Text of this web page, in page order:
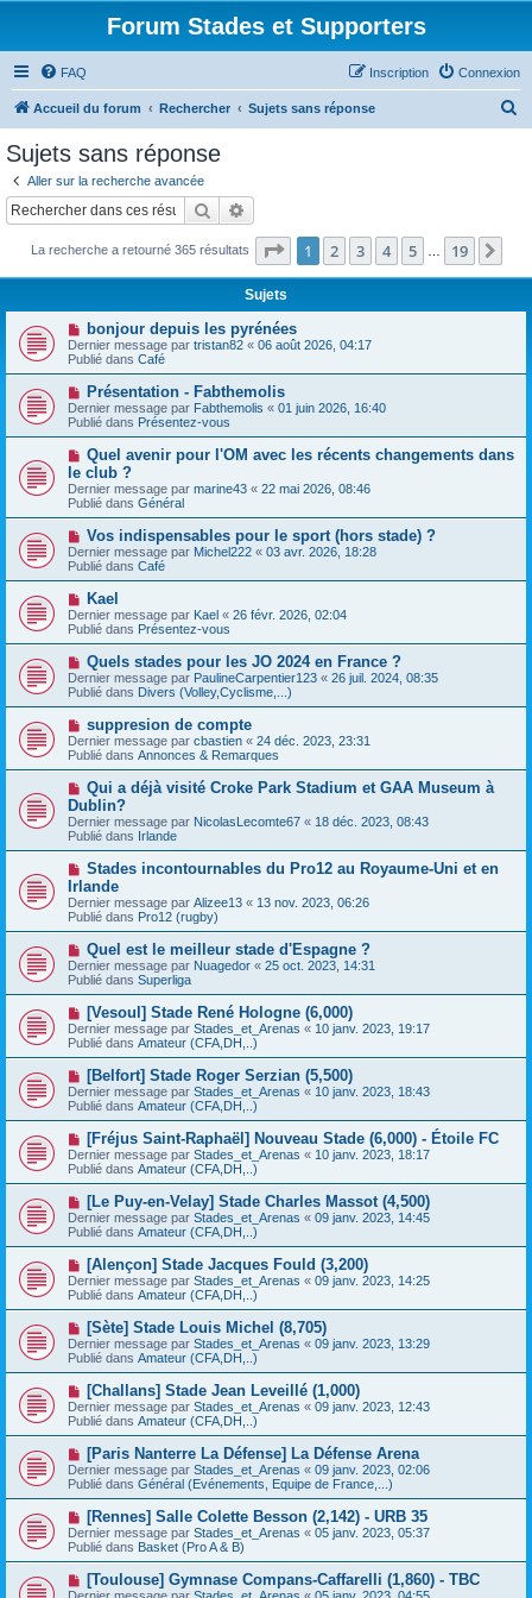
Forum Stades et Supporters
FAQ Connexion
Inscription
Accueil du forum Rechercher Sujets sans réponse
c
Sujets sans réponse
Aller sur la recherche avancée
Rechercher
La recherche a retourné 365 résultats Page 1sur19
1 2 3 4 5 19
Sujets
N
o
u
v
e
a
u
m
e
s
s
a
g
e
bonjour depuis les pyrénées
Dernier message par tristan82 « 06 août 2026, 04:17
Publié dans Café
N
o
u
v
a
u
m
e
s
s
g
e
Présentation - Fabthemolis
Dernier message par Fabthemolis « 01 juin 2026, 16:40
Publié dans Présentez-vous
N
u
v
e
a
u
m
e
s
s
a
g
e
Quel avenir pour l'OM avec les récents changements dans
le club ?
Dernier message par marine43 « 22 mai 2026, 08:46
Publié dans Général
N
o
u
v
e
a
u
m
e
s
s
a
g
Vos indispensables pour le sport (hors stade) ?
Dernier message par Michel222 « 03 avr. 2026, 18:28
Publié dans Café
N
o
u
v
a
u
m
e
s
s
a
g
e
Kael
Dernier message par Kael « 26 févr. 2026, 02:04
Publié dans Présentez-vous
N
o
u
v
a
u
m
e
s
s
a
g
e
Quels stades pour les JO 2024 en France ?
Dernier message par PaulineCarpentier123 « 26 juil. 2024, 08:35
Publié dans Divers (Volley,Cyclisme,...)
N
o
u
v
a
u
m
e
s
s
a
g
e
suppresion de compte
Dernier message par cbastien « 24 déc. 2023, 23:31
Publié dans Annonces & Remarques
N
u
v
e
a
u
m
e
s
a
g
e
Qui a déjà visité Croke Park Stadium et GAA Museum à
Dublin?
Dernier message par NicolasLecomte67 « 18 déc. 2023, 08:43
Publié dans Irlande
N
o
u
v
e
a
u
m
e
s
s
a
g
e
Stades incontournables du Pro12 au Royaume-Uni et en
Irlande
Dernier message par Alizee13 « 13 nov. 2023, 06:26
Publié dans Pro12 (rugby)
N
o
u
v
e
u
m
e
s
a
g
e
Quel est le meilleur stade d'Espagne ?
Dernier message par Nuagedor « 25 oct. 2023, 14:31
Publié dans Superliga
N
o
u
v
e
u
m
e
s
a
g
e
[Vesoul] Stade René Hologne (6,000)
Dernier message par Stades_et_Arenas « 10 janv. 2023, 19:17
Publié dans Amateur (CFA,DH,..)
N
o
u
v
e
u
m
e
s
a
g
e
[Belfort] Stade Roger Serzian (5,500)
Dernier message par Stades_et_Arenas « 10 janv. 2023, 18:43
Publié dans Amateur (CFA,DH,..)
N
o
u
v
e
u
m
e
s
a
g
e
[Fréjus Saint-Raphaël] Nouveau Stade (6,000) - Étoile FC
Dernier message par Stades_et_Arenas « 10 janv. 2023, 18:17
Publié dans Amateur (CFA,DH,..)
N
o
u
v
e
u
m
e
s
a
g
e
[Le Puy-en-Velay] Stade Charles Massot (4,500)
Dernier message par Stades_et_Arenas « 09 janv. 2023, 14:45
Publié dans Amateur (CFA,DH,..)
N
o
u
v
e
u
m
e
s
a
g
e
[Alençon] Stade Jacques Fould (3,200)
Dernier message par Stades_et_Arenas « 09 janv. 2023, 14:25
Publié dans Amateur (CFA,DH,..)
N
o
u
v
e
u
m
e
s
a
g
e
[Sète] Stade Louis Michel (8,705)
Dernier message par Stades_et_Arenas « 09 janv. 2023, 13:29
Publié dans Amateur (CFA,DH,..)
N
o
u
v
e
u
m
e
s
a
g
e
[Challans] Stade Jean Leveillé (1,000)
Dernier message par Stades_et_Arenas « 09 janv. 2023, 12:43
Publié dans Amateur (CFA,DH,..)
N
o
u
v
e
u
m
e
s
[Paris Nanterre La Défense] La Défense Arena
Dernier message par Stades_et_Arenas « 09 janv. 2023, 02:06
Publié dans Général (Evénements, Equipe de France,...)
N
o
u
v
e
[Rennes] Salle Colette Besson (2,142) - URB 35
Dernier message par Stades_et_Arenas « 05 janv. 2023, 05:37
Publié dans Basket (Pro A & B)
N
o
[Toulouse] Gymnase Compans-Caffarelli (1,860) - TBC
Dernier message par Stades_et_Arenas « 05 janv. 2023, 04:55